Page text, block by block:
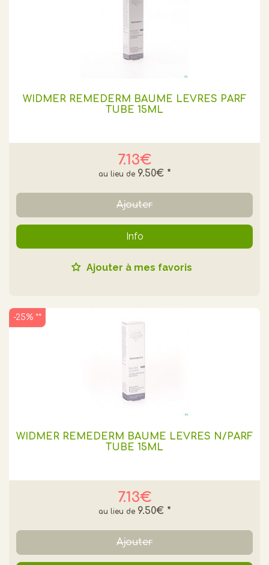
WIDMER REMEDERM BAUME LEVRES PARF
TUBE 15ML
7.13€
9.50€ *
Ajouter
Info
Ajouter à mes favoris
WIDMER REMEDERM BAUME LEVRES N/PARF
TUBE 15ML
7.13€
9.50€ *
-25% **
Ajouter